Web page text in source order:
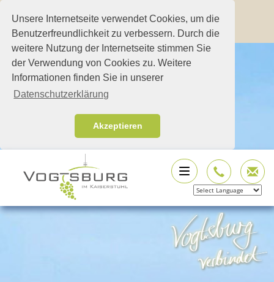
Unsere Internetseite verwendet Cookies, um die
Benutzerfreundlichkeit zu verbessern. Durch die
weitere Nutzung der Internetseite stimmen Sie
der Verwendung von Cookies zu. Weitere
Informationen finden Sie in unserer
Datenschutzerklärung
Akzeptieren